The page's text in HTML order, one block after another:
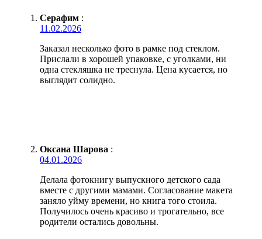
Серафим :
11.02.2026
Заказал несколько фото в рамке под стеклом.
Прислали в хорошей упаковке, с уголками, ни
одна стекляшка не треснула. Цена кусается, но
выглядит солидно.
Оксана Шарова :
04.01.2026
Делала фотокнигу выпускного детского сада
вместе с другими мамами. Согласование макета
заняло уйму времени, но книга того стоила.
Получилось очень красиво и трогательно, все
родители остались довольны.